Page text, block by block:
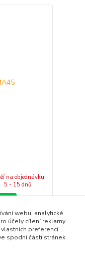
na objednávku
5 - 15 dnů
webu, analytické
účely cílení reklamy
preferencí
spodní části stránek.